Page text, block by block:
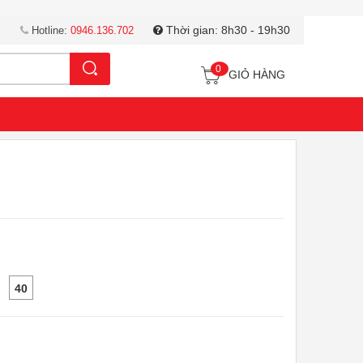
Hotline: 0946.136.702 Thời gian: 8h30 - 19h30
0 GIỎ HÀNG
40